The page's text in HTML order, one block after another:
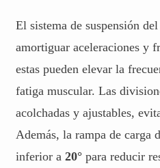
El sistema de suspensión
amortiguar aceleraciones y
estas pueden elevar la
fatiga muscular. Las
acolchadas y ajustables,
Además, la rampa de carga
inferior a 20° para reducir